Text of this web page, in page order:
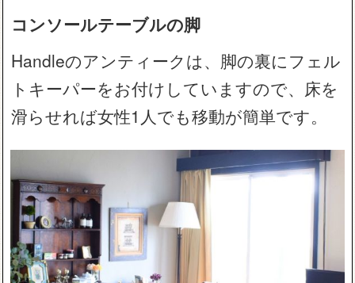
コンソールテーブルの脚
Handleのアンティークは、脚の裏にフェル
トキーパーをお付けしていますので、床を
滑らせれば女性1人でも移動が簡単です。